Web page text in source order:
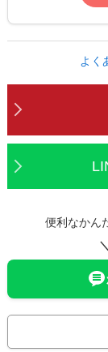
よく
便利なかん